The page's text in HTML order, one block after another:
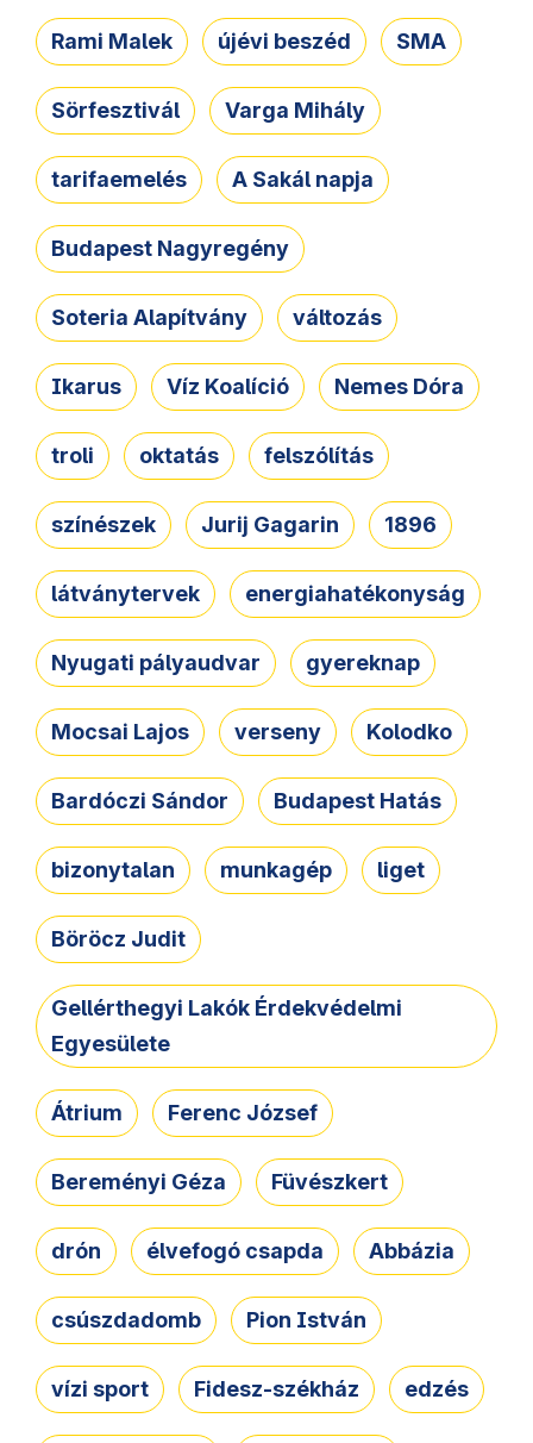
Rami Malek újévi beszéd SMA
Sörfesztivál Varga Mihály
tarifaemelés A Sakál napja
Budapest Nagyregény
Soteria Alapítvány változás
Ikarus Víz Koalíció Nemes Dóra
troli oktatás felszólítás
színészek Jurij Gagarin 1896
látványtervek energiahatékonyság
Nyugati pályaudvar gyereknap
Mocsai Lajos verseny Kolodko
Bardóczi Sándor Budapest Hatás
bizonytalan munkagép liget
Böröcz Judit
Gellérthegyi Lakók Érdekvédelmi
Egyesülete
Átrium Ferenc József
Bereményi Géza Füvészkert
drón élvefogó csapda Abbázia
csúszdadomb Pion István
vízi sport Fidesz-székház edzés